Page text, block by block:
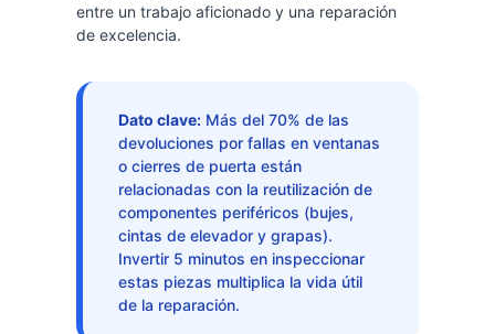
entre un trabajo aficionado y una reparación
de excelencia.
Dato clave:Más del 70% de las
devoluciones por fallas en ventanas
o cierres de puerta están
relacionadas con la reutilización de
componentes periféricos (bujes,
cintas de elevador y grapas).
Invertir 5 minutos en inspeccionar
estas piezas multiplica la vida útil
de la reparación.